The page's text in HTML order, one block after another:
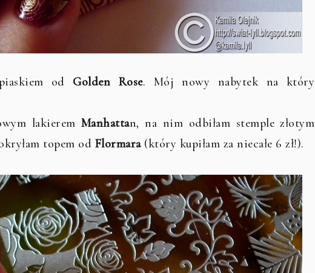
od Golden Rose. Mój nowy nabytek na który
lakierem Manhattan, na nim odbiłam stemple złotym
topem od Flormara(który kupiłam za niecałe 6 zł!).